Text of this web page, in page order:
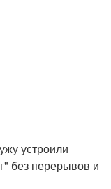
устроили
без перерывов и